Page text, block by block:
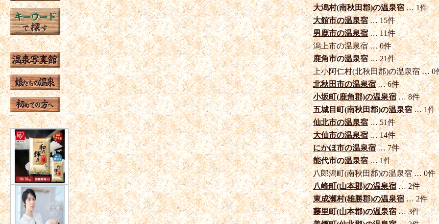
大潟村(南秋田郡)の温泉宿… 1件
大館市の温泉宿… 15件
男鹿市の温泉宿… 11件
潟上市の温泉宿 … 0件
鹿角市の温泉宿… 21件
上小阿仁村(北秋田郡)の温泉宿 … 0
北秋田市の温泉宿… 6件
小坂町(鹿角郡)の温泉宿… 8件
五城目町(南秋田郡)の温泉宿… 1件
仙北市の温泉宿… 51件
大仙市の温泉宿… 14件
にかほ市の温泉宿… 7件
能代市の温泉宿… 1件
八郎潟町(南秋田郡)の温泉宿 … 0件
八峰町(山本郡)の温泉宿… 2件
東成瀬村(雄勝郡)の温泉宿… 2件
藤里町(山本郡)の温泉宿… 3件